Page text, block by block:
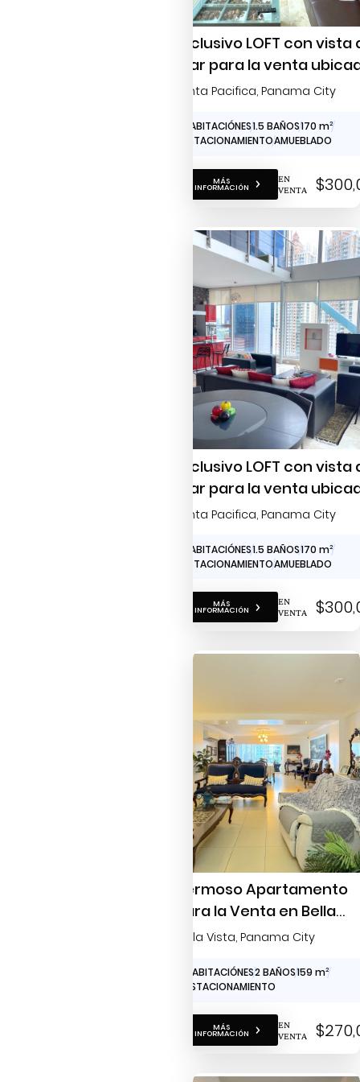
Exclusivo LOFT con vista
mar para la venta
en Punta Pacífica
Punta Pacifica, Panama City
1 HABITACIÓNES1.5 BAÑOS170 m2
1 ESTACIONAMIENTOAMUEBLADO
MÁS
INFORMACIÓN
EN
VENTA
Exclusivo LOFT con vista
mar para la venta
en Punta Pacífica
Punta Pacifica, Panama City
1 HABITACIÓNES1.5 BAÑOS170 m2
1 ESTACIONAMIENTOAMUEBLADO
MÁS
INFORMACIÓN
EN
VENTA
Hermoso Apartamento
para la Venta en Bella
Vista
Bella Vista, Panama City
3 HABITACIÓNES2 BAÑOS159 m2
2 ESTACIONAMIENTO
MÁS
INFORMACIÓN
EN
VENTA